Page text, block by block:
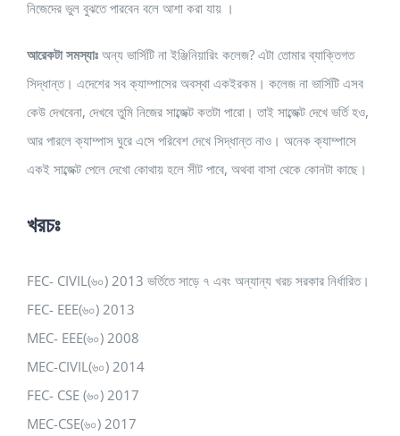
নিজেদের ভুল বুঝতে পারবেন বলে আশা করা যায় ।
আরেকটা সমস্যাঃ অন্য ভার্সিটি না ইঞ্জিনিয়ারিং কলেজ? এটা তোমার ব্যাক্তিগত
সিদ্ধান্ত। এদেশের সব ক্যাম্পাসের অবস্থা একইরকম। কলেজ না ভার্সিটি এসব
কেউ দেখবেনা, দেখবে তুমি নিজের সাব্জেক্ট কতটা পারো। তাই সাব্জেক্ট দেখে ভর্তি হও,
আর পারলে ক্যাম্পাস ঘুরে এসে পরিবেশ দেখে সিদ্ধান্ত নাও। অনেক ক্যাম্পাসে
একই সাব্জেক্ট পেলে দেখো কোথায় হলে সীট পাবে, অথবা বাসা থেকে কোনটা কাছে।
খরচঃ
FEC- CIVIL(৬০) 2013 ভর্তিতে সাড়ে ৭ এবং অন্যান্য খরচ সরকার নির্ধারিত।
FEC- EEE(৬০) 2013
MEC- EEE(৬০) 2008
MEC-CIVIL(৬০) 2014
FEC- CSE (৬০) 2017
MEC-CSE(৬০) 2017